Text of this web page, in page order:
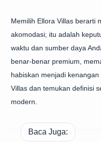
Memilih Ellora Villas berarti
akomodasi; itu adalah
waktu dan sumber daya
benar-benar premium,
habiskan menjadi
Villas dan temukan definisi
modern.
Baca Juga: